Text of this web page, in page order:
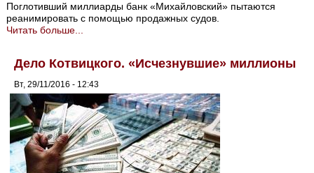
Поглотивший миллиарды банк «Михайловский» пытаются
реанимировать с помощью продажных судов.
Читать больше...
Дело Котвицкого. «Исчезнувшие» миллионы
Вт, 29/11/2016 - 12:43